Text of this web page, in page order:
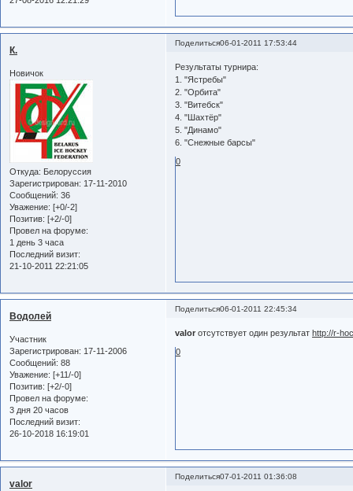
Поделиться06-01-2011 17:53:44
К.
Новичок
Откуда: Белоруссия
Зарегистрирован: 17-11-2010
Сообщений: 36
Уважение: [+0/-2]
Позитив: [+2/-0]
Провел на форуме:
1 день 3 часа
Последний визит:
21-10-2011 22:21:05
Результаты турнира:
1. "Ястребы"
2. "Орбита"
3. "Витебск"
4. "Шахтёр"
5. "Динамо"
6. "Снежные барсы"
0
Поделиться06-01-2011 22:45:34
Водолей
Участник
Зарегистрирован: 17-11-2006
Сообщений: 88
Уважение: [+11/-0]
Позитив: [+2/-0]
Провел на форуме:
3 дня 20 часов
Последний визит:
26-10-2018 16:19:01
valor отсутствует один результатhttp://r-
0
Поделиться07-01-2011 01:36:08
valor